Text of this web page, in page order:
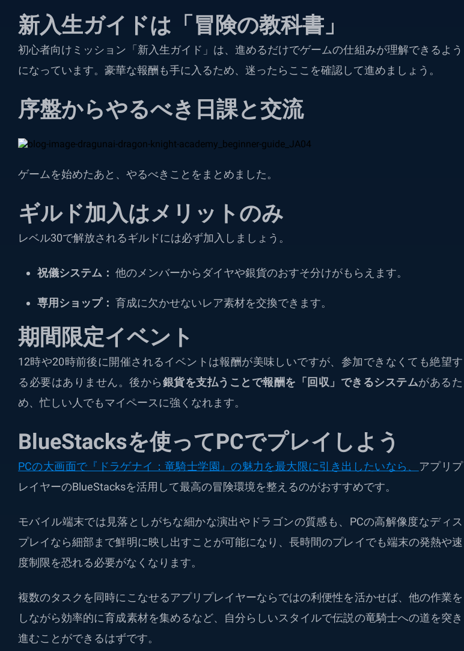
新入生ガイドは「冒険の教科書」
初心者向けミッション「新入生ガイド」は、進めるだけでゲームの仕組みが理解できるよう
になっています。豪華な報酬も手に入るため、迷ったらここを確認して進めましょう。
序盤からやるべき日課と交流
ゲームを始めたあと、やるべきことをまとめました。
ギルド加入はメリットのみ
レベル30で解放されるギルドには必ず加入しましょう。
祝儀システム： 他のメンバーからダイヤや銀貨のおすそ分けがもらえます。
専用ショップ： 育成に欠かせないレア素材を交換できます。
期間限定イベント
12時や20時前後に開催されるイベントは報酬が美味しいですが、参加できなくても絶望す
る必要はありません。後から銀貨を支払うことで報酬を「回収」できるシステムがあるた
め、忙しい人でもマイペースに強くなれます。
BlueStacksを使ってPCでプレイしよう
PCの大画面で『ドラゲナイ：竜騎士学園』の魅力を最大限に引き出したいなら、 アプリプ
レイヤーのBlueStacksを活用して最高の冒険環境を整えるのがおすすめです。
モバイル端末では見落としがちな細かな演出やドラゴンの質感も、PCの高解像度なディス
プレイなら細部まで鮮明に映し出すことが可能になり、長時間のプレイでも端末の発熱や速
度制限を恐れる必要がなくなります。
複数のタスクを同時にこなせるアプリプレイヤーならではの利便性を活かせば、他の作業を
しながら効率的に育成素材を集めるなど、自分らしいスタイルで伝説の竜騎士への道を突き
進むことができるはずです。